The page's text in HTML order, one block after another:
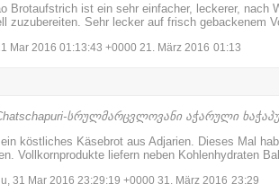
Brotaufstrich ist ein sehr einfacher, leckerer, nach
zuzubereiten. Sehr lecker auf frisch gebackenem
Mar 2016 01:13:43 +0000 21. März 2016 01:13
სრულმარცვლოვანი აჭარული
köstliches Käsebrot aus Adjarien. Dieses Mal
Vollkornprodukte liefern neben Kohlenhydraten
31 Mar 2016 23:29:19 +0000 31. März 2016 23:29